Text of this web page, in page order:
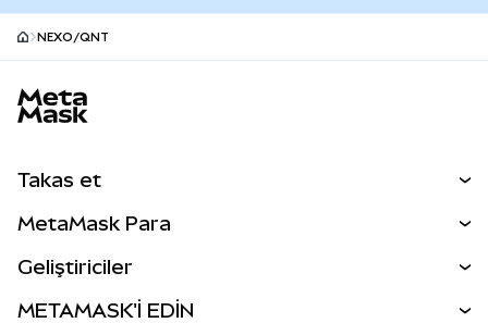
NEXO/QNT
Takas et
Perps
MetaMask Para
Geliştiriciler
METAMASK'İ EDİN